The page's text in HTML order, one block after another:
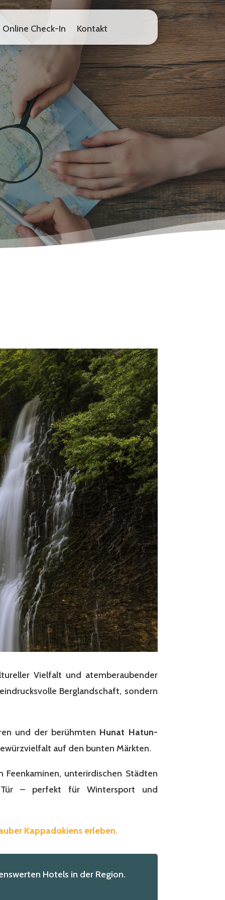
Online Check-In Kontakt
Vielfalt und atemberaubender
Berglandschaft, sondern
und der berühmten Hunat Hatun-
auf den bunten Märkten.
unterirdischen Städten
– perfekt für Wintersport und
Kappadokiens erleben.
Hotels in der Region.